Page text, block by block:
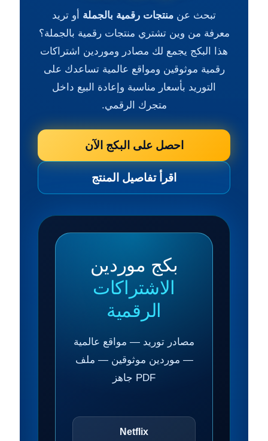
تبحث عن منتجات رقمية بالجملة أو تريد
معرفة من وين تشتري منتجات رقمية بالجملة؟
هذا البكج يجمع لك مصادر وموردين اشتراكات
رقمية موثوقين ومواقع عالمية تساعدك على
التوريد بأسعار مناسبة وإعادة البيع داخل
متجرك الرقمي.
احصل على البكج الآن
اقرأ تفاصيل المنتج
بكج موردين
الاشتراكات
الرقمية
مصادر توريد — مواقع عالمية
— موردين موثوقين — ملف
PDF جاهز
Netflix